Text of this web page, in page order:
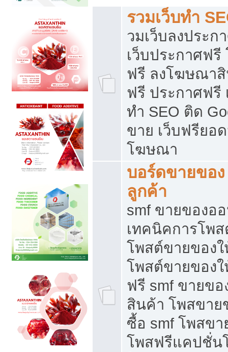
รวมเว็บทำ
วมเว็บลงประก
เว็บประกาศฟ
ฟรี ลงโฆษณา
ฟรี ประกาศฟรี
ทำ SEO ติด
ขาย เว็บฟรียอ
โฆษณา
บอร์ดขายของ
ลูกค้า
smf ขายของอ
เทคนิคการโพ
โพสต์ขายของ
โพสต์ขายของ
ฟรี smf ขายข
สินค้า โพสขาย
ซื้อ smf โพสข
โพสฟรีแคปชั่น